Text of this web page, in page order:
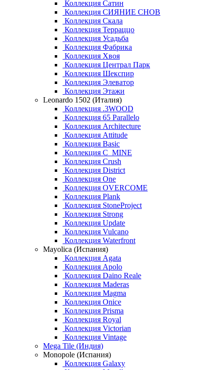
Коллекция Сатин
Коллекция СИЯНИЕ СНОВ
Коллекция Скала
Коллекция Терраццо
Коллекция Усадьба
Коллекция Фабрика
Коллекция Хвоя
Коллекция Централ Парк
Коллекция Шекспир
Коллекция Элеватор
Коллекция Этажи
Leonardo 1502 (Италия)
Коллекция .3WOOD
Коллекция 65 Parallelo
Коллекция Architecture
Коллекция Attitude
Коллекция Basic
Коллекция C_MINE
Коллекция Crush
Коллекция District
Коллекция One
Коллекция OVERCOME
Коллекция Plank
Коллекция StoneProject
Коллекция Strong
Коллекция Update
Коллекция Vulcano
Коллекция Waterfront
Mayolica (Испания)
Коллекция Agata
Коллекция Apolo
Коллекция Daino Reale
Коллекция Maderas
Коллекция Magma
Коллекция Onice
Коллекция Prisma
Коллекция Royal
Коллекция Victorian
Коллекция Vintage
Mega Tile (Индия)
Monopole (Испания)
Коллекция Galaxy